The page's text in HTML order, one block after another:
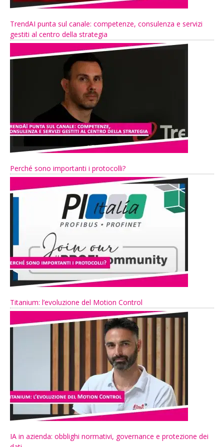
TrendAI punta sul canale: competenze, consulenza e servizi
gestiti al centro della strategia
Perché sono importanti i protocolli?
Titanium: l’evoluzione del Motion Control
IA in azienda: obblighi normativi, governance e protezione dei